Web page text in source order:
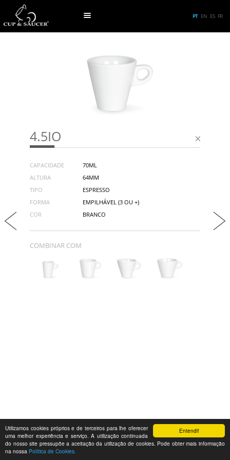
Entendi!
Utilizamos cookies próprios e de terceiros para lhe oferecer
uma melhor experiência e serviço. A utilização continuada
do nosso site pressupõe a aceitação da utilização de cookies. Pode obter mais informação
na nossa Política de Cookies.
PT EN ES FR
4.5IO
CAPACIDADE
70ML
ALTURA
64MM
TIPO
ESPRESSO
FORMA
EMPILHÁVEL (3 OU +)
COR
BRANCO
COMBINAR COM